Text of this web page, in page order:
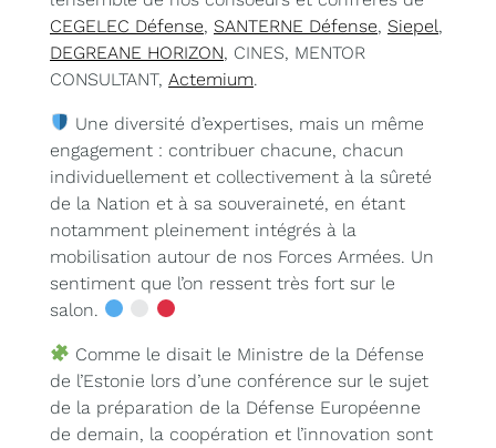
CEGELEC Défense, SANTERNE Défense, Siepel,
DEGREANE HORIZON, CINES, MENTOR
CONSULTANT, Actemium.
Une diversité d’expertises, mais un même
engagement : contribuer chacune, chacun
individuellement et collectivement à la sûreté
de la Nation et à sa souveraineté, en étant
notamment pleinement intégrés à la
mobilisation autour de nos Forces Armées. Un
sentiment que l’on ressent très fort sur le
salon.
Comme le disait le Ministre de la Défense
de l’Estonie lors d’une conférence sur le sujet
de la préparation de la Défense Européenne
de demain, la coopération et l’innovation sont